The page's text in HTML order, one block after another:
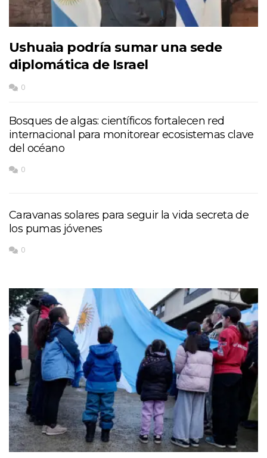
Ushuaia podría sumar una sede
diplomática de Israel
0
Bosques de algas: científicos fortalecen red
internacional para monitorear ecosistemas clave
del océano
0
Caravanas solares para seguir la vida secreta de
los pumas jóvenes
0